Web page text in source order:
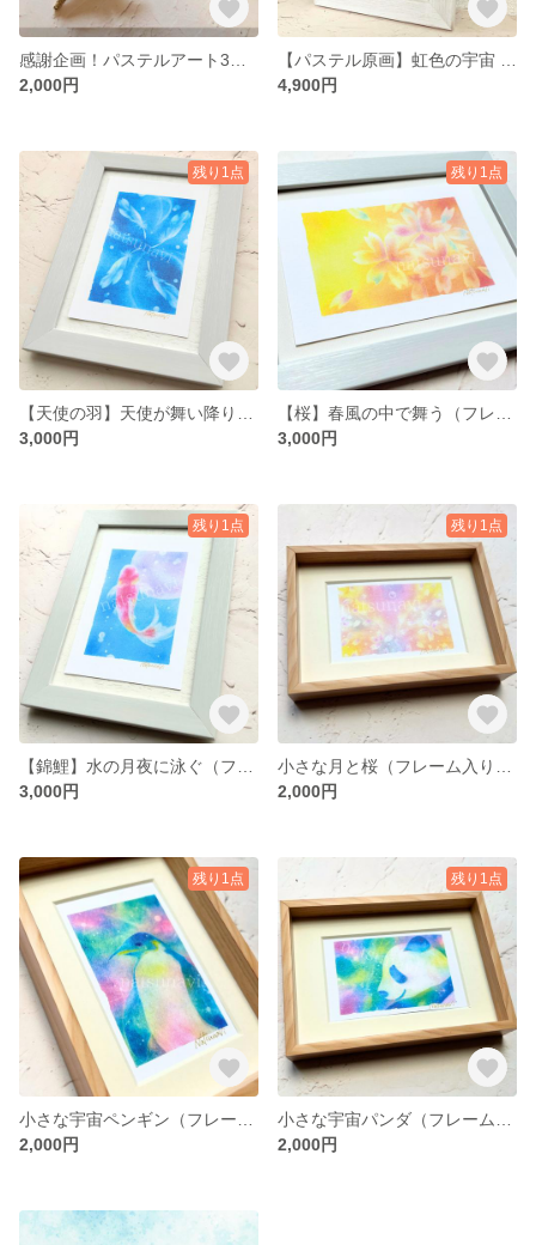
2,000円
4,900円
残り1点
3,000円
残り1点
3,000円
残り1点
3,000円
残り1点
2,000円
残り1点
2,000円
残り1点
2,000円